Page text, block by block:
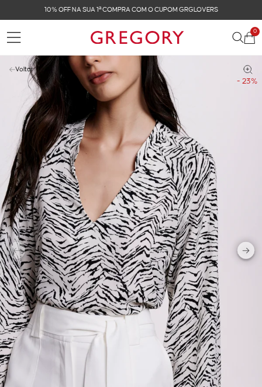
FRETE GRÁTIS NAS COMPRAS ACIMA DE R$ 899
0
- 23%
Voltar